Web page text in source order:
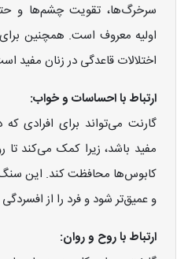
سرخرگ‌ها، تقویت چشم‌ها و
اولیه معروف است. همچنین
اختلالات قاعدگی در زنان مفید
ارتباط با احساسات و خواب:
گارنت می‌تواند برای افرادی
مفید باشد، زیرا کمک می‌کند تا
کابوس‌ها محافظت کند. این
و عمیق‌تر شود و فرد را از
ارتباط با روح و روان: